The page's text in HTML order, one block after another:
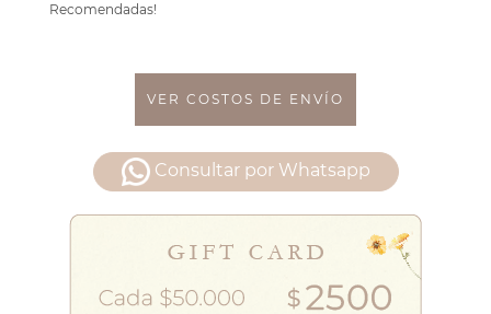
Recomendadas!
VER COSTOS DE ENVÍO
Consultar por Whatsapp